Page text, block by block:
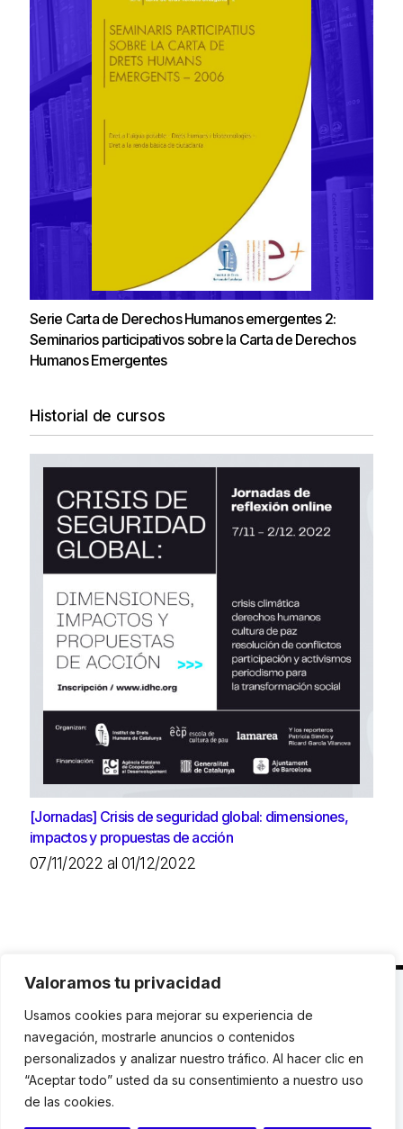
Valoramos tu privacidad
Usamos cookies para mejorar su experiencia de
navegación, mostrarle anuncios o contenidos
personalizados y analizar nuestro tráfico. Al hacer clic en
“Aceptar todo” usted da su consentimiento a nuestro uso
de las cookies.
Serie Carta de Derechos Humanos emergentes 2:
Seminarios participativos sobre la Carta de Derechos
Humanos Emergentes
Historial de cursos
[Jornadas] Crisis de seguridad global: dimensiones,
impactos y propuestas de acción
07/11/2022 al 01/12/2022
C. Avinyó 44, 2n | 08002 Barcelona |
T.: +34 93
119 03 72|institut@idhc.org
© Institut de Drets Humans de Catalunya.
Aviso legal|Cookies|Contacto